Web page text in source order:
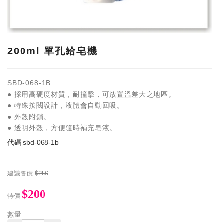
200ml 單孔給皂機
SBD-068-1B
● 採用高硬度材質，耐撞擊，可放置溫差大之地區。
● 特殊按閥設計，液體會自動回吸。
● 外殼附鎖。
● 透明外殼，方便隨時補充皂液。
代碼 sbd-068-1b
建議售價 $256
特價 $200
數量